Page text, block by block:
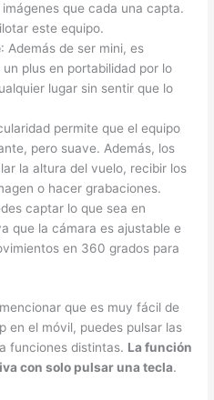
que cada una capta.
este equipo.
: Además de ser mini, es
plus en portabilidad por lo
lugar sin sentir que lo
permite que el equipo
pero suave. Además, los
la altura del vuelo, recibir los
o hacer grabaciones.
captar lo que sea en
que la cámara es ajustable e
en 360 grados para
que es muy fácil de
en el móvil, puedes pulsar las
funciones distintas. La función
con solo pulsar una tecla.